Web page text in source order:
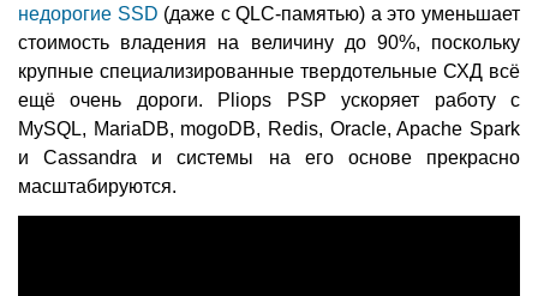
недорогие SSD (даже с QLC-памятью) а это уменьшает
стоимость владения на величину до 90%, поскольку
крупные специализированные твердотельные СХД всё
ещё очень дороги. Pliops PSP ускоряет работу с
MySQL, MariaDB, mogoDB, Redis, Oracle, Apache Spark
и Cassandra и системы на его основе прекрасно
масштабируются.